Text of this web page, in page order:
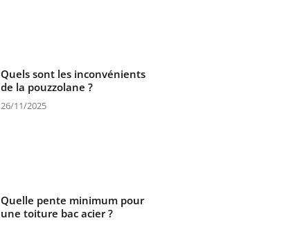
Quels sont les inconvénients
de la pouzzolane ?
26/11/2025
Quelle pente minimum pour
une toiture bac acier ?